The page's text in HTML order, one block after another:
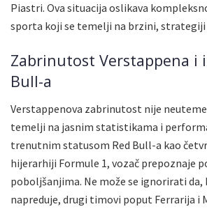
Piastri. Ova situacija oslikava
sporta koji se temelji na brzini,
Zabrinutost Verstappena i
Bull-a
Verstappenova zabrinutost nije
temelji na jasnim statistikama i
trenutnim statusom Red Bull-a kao
hijerarhiji Formule 1, vozač prepoznaje
poboljšanjima. Ne može se ignorirati da,
napreduje, drugi timovi poput Ferrarija i